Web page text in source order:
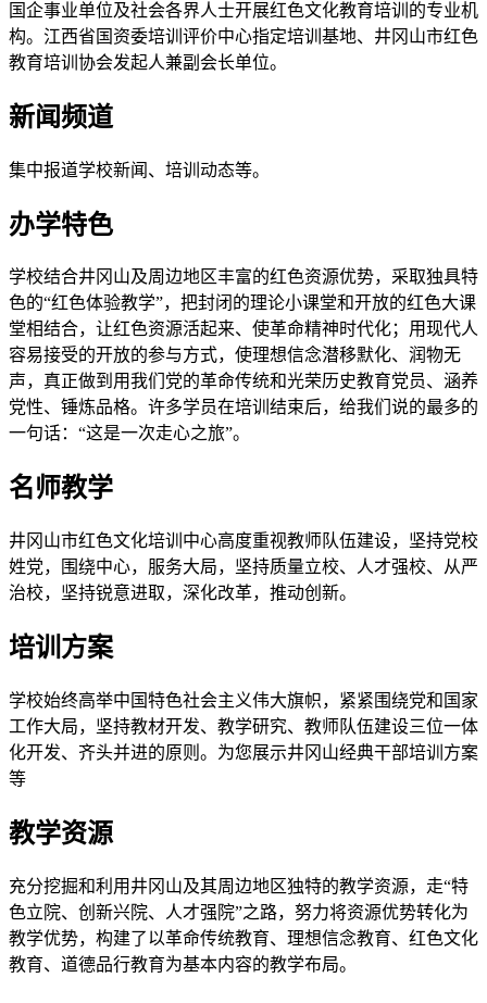
国企事业单位及社会各界人士开展红色文化教育培训的专业机
构。江西省国资委培训评价中心指定培训基地、井冈山市红色
教育培训协会发起人兼副会长单位。
新闻频道
集中报道学校新闻、培训动态等。
办学特色
学校结合井冈山及周边地区丰富的红色资源优势，采取独具特
色的“红色体验教学”，把封闭的理论小课堂和开放的红色大课
堂相结合，让红色资源活起来、使革命精神时代化；用现代人
容易接受的开放的参与方式，使理想信念潜移默化、润物无
声，真正做到用我们党的革命传统和光荣历史教育党员、涵养
党性、锤炼品格。许多学员在培训结束后，给我们说的最多的
一句话：“这是一次走心之旅”。
名师教学
井冈山市红色文化培训中心高度重视教师队伍建设，坚持党校
姓党，围绕中心，服务大局，坚持质量立校、人才强校、从严
治校，坚持锐意进取，深化改革，推动创新。
培训方案
学校始终高举中国特色社会主义伟大旗帜，紧紧围绕党和国家
工作大局，坚持教材开发、教学研究、教师队伍建设三位一体
化开发、齐头并进的原则。为您展示井冈山经典干部培训方案
等
教学资源
充分挖掘和利用井冈山及其周边地区独特的教学资源，走“特
色立院、创新兴院、人才强院”之路，努力将资源优势转化为
教学优势，构建了以革命传统教育、理想信念教育、红色文化
教育、道德品行教育为基本内容的教学布局。